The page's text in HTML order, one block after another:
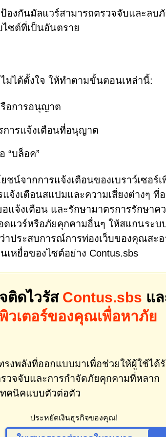
องกันมัลแวร์สามารถตรวจจับและลบภั
ซต์ที่เป็นอันตราย
ม่ได้ตั้งใจ ให้ทำตามขั้นตอนเหล่านี้:
อการอนุญาต
ารแจ้งเตือนที่อนุญาต
“บล็อค”
น์จากการแจ้งเตือนของเบราว์เซอร์เ
จ้งเตือนสแปมและความเสี่ยงต่างๆ ที่
แจ้งเตือน และรักษามาตรการรักษาค
แวร์หรือภัยคุกคามอื่นๆ ให้สแกนระบ
ประสบการณ์การท่องเว็บของคุณสะอ
หยื่อของไซต์อย่าง Contus.sbs
ติดไวรัส Contus.sbs แ
วเตอร์ของคุณเพื่อหาภัย
งพลังที่ออกแบบมาเพื่อช่วยให้ผู้ใช้ได้
วจจับและการกำจัดภัยคุกคามที่หลาก
คนิคแบบตัวต่อตัว
ประหยัดเงินธุรกิจของคุณ!